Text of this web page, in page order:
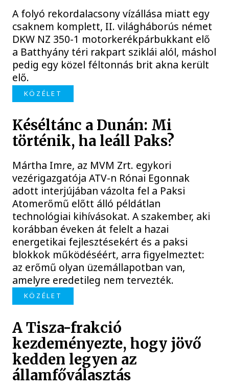
A folyó rekordalacsony vízállása miatt egy
csaknem komplett, II. világháborús német
DKW NZ 350-1 motorkerékpárbukkant elő
a Batthyány téri rakpart sziklái alól, máshol
pedig egy közel féltonnás brit akna került
elő.
KÖZÉLET
Késéltánc a Dunán: Mi
történik, ha leáll Paks?
Mártha Imre, az MVM Zrt. egykori
vezérigazgatója ATV-n Rónai Egonnak
adott interjújában vázolta fel a Paksi
Atomerőmű előtt álló példátlan
technológiai kihívásokat. A szakember, aki
korábban éveken át felelt a hazai
energetikai fejlesztésekért és a paksi
blokkok működéséért, arra figyelmeztet:
az erőmű olyan üzemállapotban van,
amelyre eredetileg nem tervezték.
KÖZÉLET
A Tisza-frakció
kezdeményezte, hogy jövő
kedden legyen az
államfőválasztás